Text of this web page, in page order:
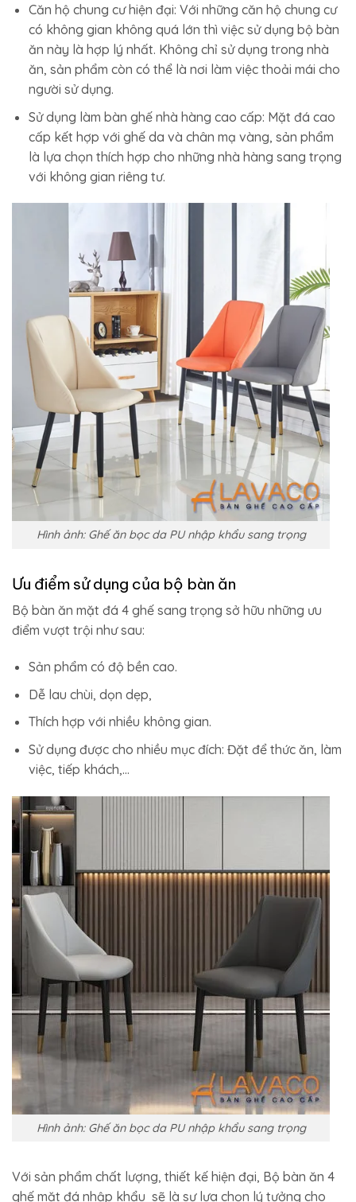
Căn hộ chung cư hiện đại: Với những căn hộ chung cư
có không gian không quá lớn thì việc sử dụng bộ bàn
ăn này là hợp lý nhất. Không chỉ sử dụng trong nhà
ăn, sản phẩm còn có thể là nơi làm việc thoải mái cho
người sử dụng.
Sử dụng làm bàn ghế nhà hàng cao cấp: Mặt đá cao
cấp kết hợp với ghế da và chân mạ vàng, sản phẩm
là lựa chọn thích hợp cho những nhà hàng sang trọng
với không gian riêng tư.
Hình ảnh: Ghế ăn bọc da PU nhập khẩu sang trọng
Ưu điểm sử dụng của bộ bàn ăn
Bộ bàn ăn mặt đá 4 ghế sang trọng sở hữu những ưu
điểm vượt trội như sau:
Sản phẩm có độ bền cao.
Dễ lau chùi, dọn dẹp,
Thích hợp với nhiều không gian.
Sử dụng được cho nhiều mục đích: Đặt để thức ăn, làm
việc, tiếp khách,…
Hình ảnh: Ghế ăn bọc da PU nhập khẩu sang trọng
Với sản phẩm chất lượng, thiết kế hiện đại, Bộ bàn ăn 4
ghế mặt đá nhập khẩu sẽ là sự lựa chọn lý tưởng cho